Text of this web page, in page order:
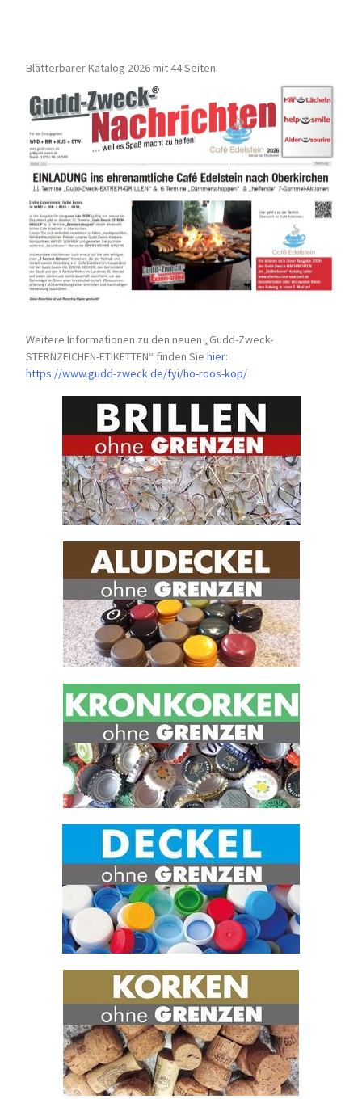
Blätterbarer Katalog 2026 mit 44 Seiten:
Weitere Informationen zu den neuen „Gudd-Zweck-
STERNZEICHEN-ETIKETTEN“ finden Siehier:
https://www.gudd-zweck.de/fyi/ho-roos-kop/